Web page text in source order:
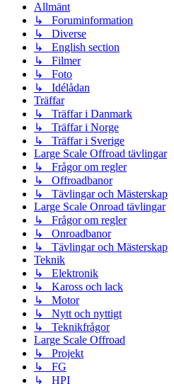
Allmänt
↳ Foruminformation
↳ Diverse
↳ English section
↳ Filmer
↳ Foto
↳ Idélådan
Träffar
↳ Träffar i Danmark
↳ Träffar i Norge
↳ Träffar i Sverige
Large Scale Offroad tävlingar
↳ Frågor om regler
↳ Offroadbanor
↳ Tävlingar och Mästerskap
Large Scale Onroad tävlingar
↳ Frågor om regler
↳ Onroadbanor
↳ Tävlingar och Mästerskap
Teknik
↳ Elektronik
↳ Kaross och lack
↳ Motor
↳ Nytt och nyttigt
↳ Teknikfrågor
Large Scale Offroad
↳ Projekt
↳ FG
↳ HPI